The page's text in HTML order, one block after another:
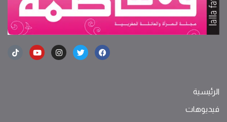
الرئيسية
فيديوهات